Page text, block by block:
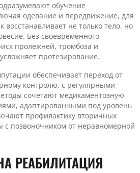
обучение
одевание и передвижение, для
восстанавливает не только тело, но
Без своевременного
пролежней, тромбоза и
протезирование.
обеспечивает переход от
контролю, с регулярными
сочетают медикаментозную
адаптированными под уровень
профилактику вторичных
с позвоночником от неравномерной
РЕАБИЛИТАЦИЯ